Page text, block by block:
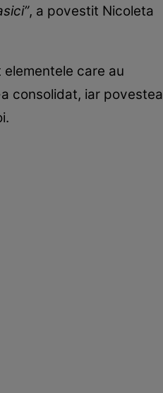
, a povestit Nicoleta
care au
consolidat, iar povestea